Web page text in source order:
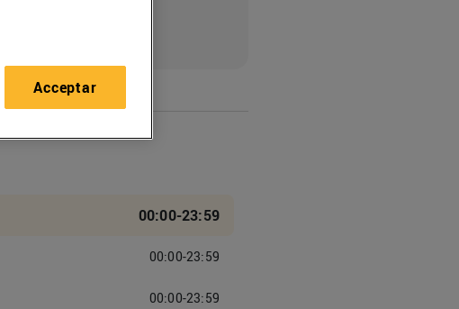
00:00-23:59
00:00-23:59
00:00-23:59
Acceptar